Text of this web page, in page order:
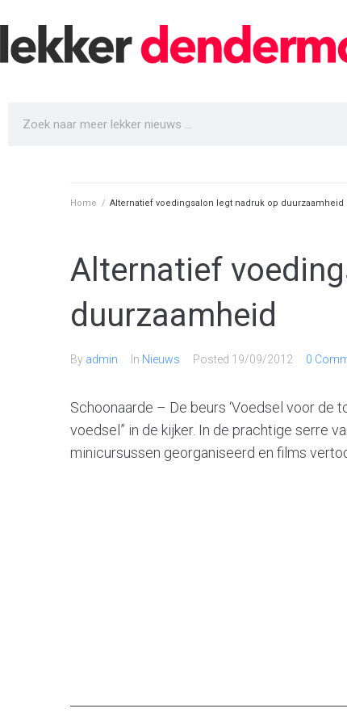
Home / Alternatief voedingsalon legt nadruk op duurzaamheid
Alternatief
duurzaamheid
By admin In Nieuws Posted 19/09/2012 0
Schoonaarde – De beurs ‘Voedsel voor de
voedsel” in de kijker. In de prachtige serre
minicursussen georganiseerd en films